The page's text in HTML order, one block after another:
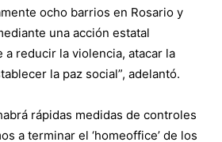
ocho barrios en Rosario y
una acción estatal
reducir la violencia, atacar la
la paz social”, adelantó.
rápidas medidas de controles
a terminar el ‘homeoffice’ de los